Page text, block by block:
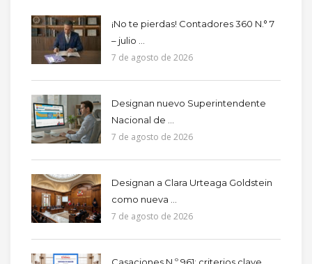
¡No te pierdas! Contadores 360 N.° 7
– julio ...
7 de agosto de 2026
Designan nuevo Superintendente
Nacional de ...
7 de agosto de 2026
Designan a Clara Urteaga Goldstein
como nueva ...
7 de agosto de 2026